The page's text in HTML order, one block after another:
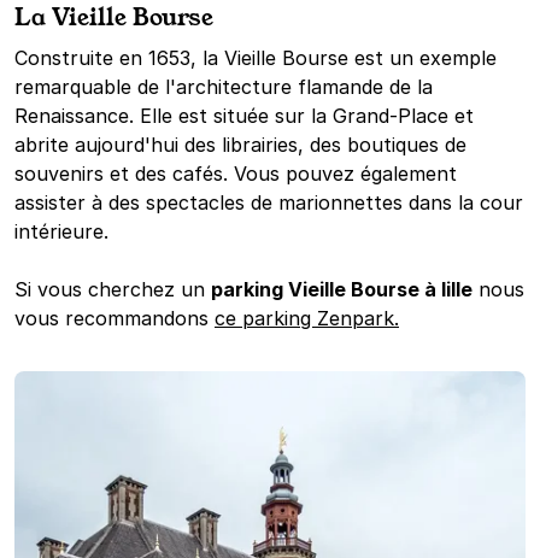
La Vieille Bourse
Construite en 1653, la Vieille Bourse est un exemple
remarquable de l'architecture flamande de la
Renaissance. Elle est située sur la Grand-Place et
abrite aujourd'hui des librairies, des boutiques de
souvenirs et des cafés. Vous pouvez également
assister à des spectacles de marionnettes dans la cour
intérieure.
Si vous cherchez un parking Vieille Bourse à lille nous
vous recommandons ce parking Zenpark.